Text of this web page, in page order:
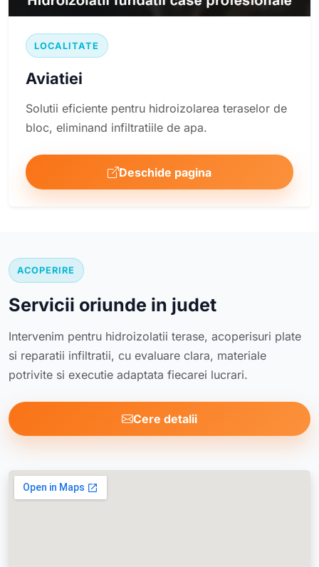
LOCALITATE
Aviatiei
Solutii eficiente pentru hidroizolarea teraselor de
bloc, eliminand infiltratiile de apa.
Deschide pagina
ACOPERIRE
Servicii oriunde in judet
Intervenim pentru hidroizolatii terase, acoperisuri plate
si reparatii infiltratii, cu evaluare clara, materiale
potrivite si executie adaptata fiecarei lucrari.
Cere detalii